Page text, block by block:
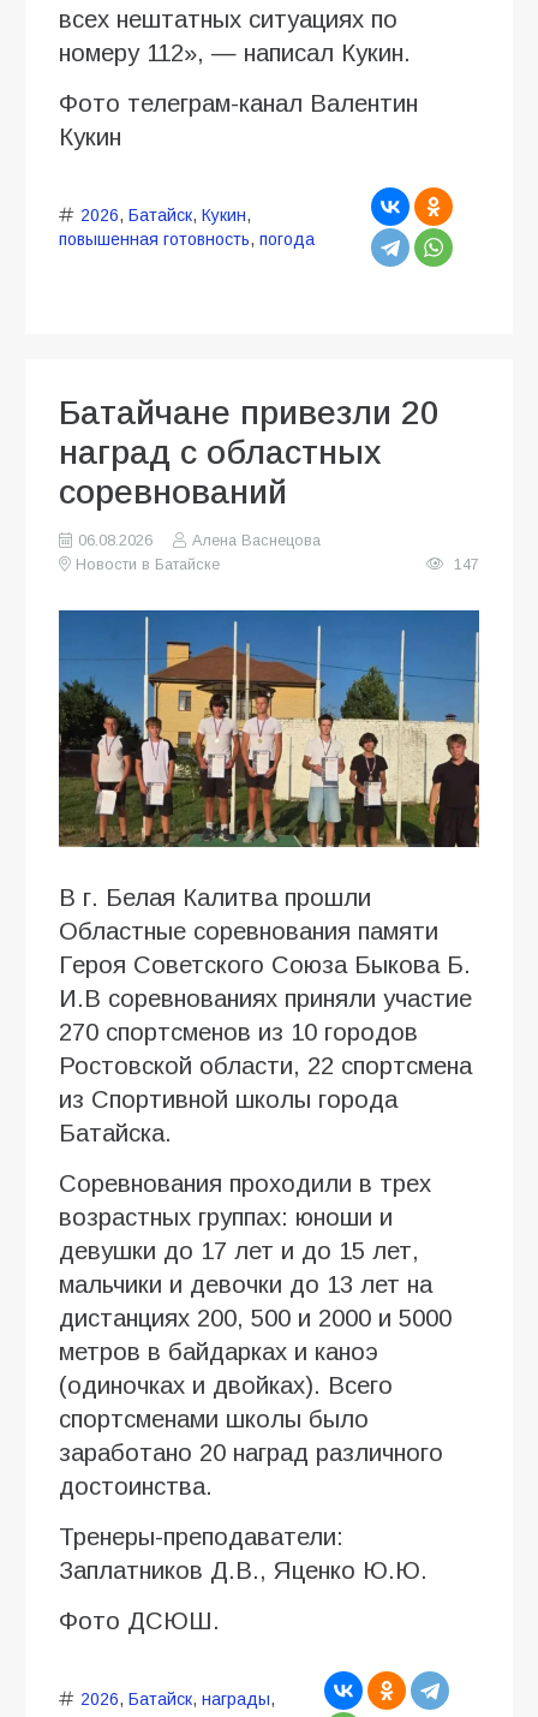
всех нештатных ситуациях по
номеру 112», — написал Кукин.
Фото телеграм-канал Валентин
Кукин
2026, Батайск, Кукин,
повышенная готовность, погода
Батайчане привезли 20
наград с областных
соревнований
06.08.2026
Алена Васнецова
Новости в Батайске
147
В г. Белая Калитва прошли
Областные соревнования памяти
Героя Советского Союза Быкова Б.
И.В соревнованиях приняли участие
270 спортсменов из 10 городов
Ростовской области, 22 спортсмена
из Спортивной школы города
Батайска.
Соревнования проходили в трех
возрастных группах: юноши и
девушки до 17 лет и до 15 лет,
мальчики и девочки до 13 лет на
дистанциях 200, 500 и 2000 и 5000
метров в байдарках и каноэ
(одиночках и двойках). Всего
спортсменами школы было
заработано 20 наград различного
достоинства.
Тренеры-преподаватели:
Заплатников Д.В., Яценко Ю.Ю.
Фото ДСЮШ.
2026, Батайск, награды,